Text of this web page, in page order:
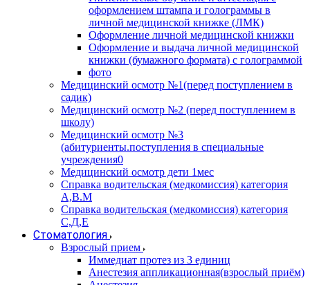
оформлением штампа и голограммы в
личной медицинской книжке (ЛМК)
Оформление личной медицинской книжки
Оформление и выдача личной медицинской
книжки (бумажного формата) с голограммой
фото
Медицинский осмотр №1(перед поступлением в
садик)
Медицинский осмотр №2 (перед поступлением в
школу)
Медицинский осмотр №3
(абитуриенты.поступления в специальные
учреждения0
Медицинский осмотр дети 1мес
Справка водительская (медкомиссия) категория
А,В.М
Справка водительская (медкомиссия) категория
С,Д,Е
Стоматология
Взрослый прием
Иммедиат протез из 3 единиц
Анестезия аппликационная(взрослый приём)